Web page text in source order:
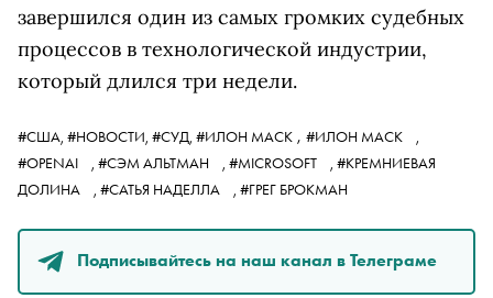
завершился один из самых громких судебных
процессов в технологической индустрии,
который длился три недели.
#США, #НОВОСТИ, #СУД, #ИЛОН МАСК , #ИЛОН МАСК
,
#OPENAI
, #СЭМ АЛЬТМАН , #MICROSOFT , #КРЕМНИЕВАЯ
ДОЛИНА
, #САТЬЯ НАДЕЛЛА , #ГРЕГ БРОКМАН
Подписывайтесь на наш канал в Телеграме